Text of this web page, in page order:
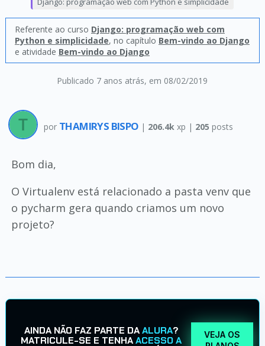
Publicado 7 anos atrás, em 08/02/2019
Referente ao curso Django: programação web com
Python e simplicidade, no capítulo Bem-vindo ao Django
e atividade Bem-vindo ao Django
por THAMIRYS BISPO | 206.4k xp | 205 posts
Bom dia,
O Virtualenv está relacionado a pasta venv que
o pycharm gera quando criamos um novo
projeto?
AINDA NÃO FAZ PARTE DAALURA?
MATRICULE-SE E TENHAACESSO A
VEJA OS